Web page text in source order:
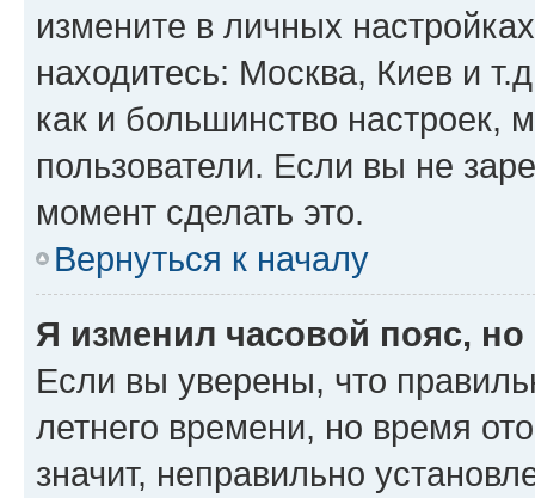
измените в личных
находитесь: Москва, Киев и
как и большинство настроек,
пользователи. Если вы не
момент сделать это.
Вернуться к началу
Я изменил часовой пояс,
Если вы уверены, что
летнего времени, но время
значит, неправильно